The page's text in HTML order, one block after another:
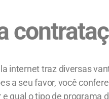
internet traz diversas
a seu favor, você
qual o tipo de programa